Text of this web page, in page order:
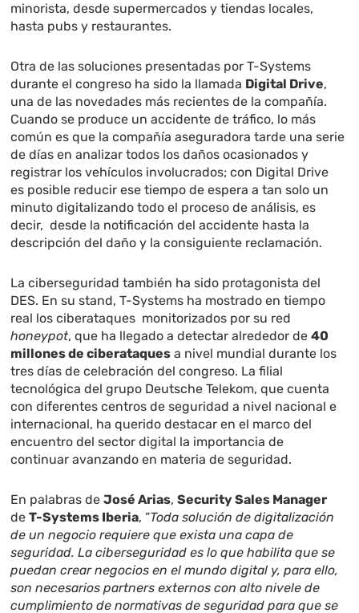
minorista, desde supermercados y tiendas locales,
hasta pubs y restaurantes.
Otra de las soluciones presentadas por T-Systems
durante el congreso ha sido la llamada Digital Drive,
una de las novedades más recientes de la compañía.
Cuando se produce un accidente de tráfico, lo más
común es que la compañía aseguradora tarde una serie
de días en analizar todos los daños ocasionados y
registrar los vehículos involucrados; con Digital Drive
es posible reducir ese tiempo de espera a tan solo un
minuto digitalizando todo el proceso de análisis, es
decir, desde la notificación del accidente hasta la
descripción del daño y la consiguiente reclamación.
La ciberseguridad también ha sido protagonista del
DES. En su stand, T-Systems ha mostrado en tiempo
real los ciberataques monitorizados por su red
honeypot, que ha llegado a detectar alrededor de40
millones de ciberataques a nivel mundial durante los
tres días de celebración del congreso. La filial
tecnológica del grupo Deutsche Telekom, que cuenta
con diferentes centros de seguridad a nivel nacional e
internacional, ha querido destacar en el marco del
encuentro del sector digital la importancia de
continuar avanzando en materia de seguridad.
En palabras deJosé Arias,Security Sales Manager
deT-Systems Iberia, “Toda solución de digitalización
de un negocio requiere que exista una capa de
seguridad. La ciberseguridad es lo que habilita que se
puedan crear negocios en el mundo digital y, para ello,
son necesarios partners externos con alto nivele de
cumplimiento de normativas de seguridad para que se